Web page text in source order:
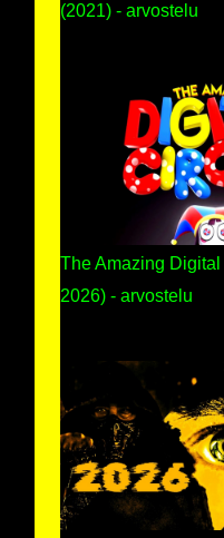
(2021) - arvostelu
The Amazing
2026) - arvostelu